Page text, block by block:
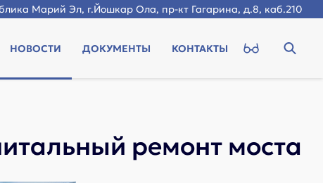
Марий Эл, г.Йошкар Ола, пр-кт Гагарина, д.8, каб.210
НОВОСТИ ДОКУМЕНТЫ КОНТАКТЫ
ремонт моста